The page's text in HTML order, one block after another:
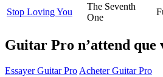
Stop Loving You
The Seventh
One
Guitar Pro n’attend que
Essayer Guitar Pro Acheter Guitar Pro